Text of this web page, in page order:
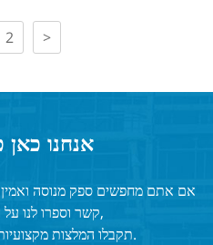
2 >
אנחנו כאן
אם אתם מחפשים ספק מנוסה ואמין
קשר וספרו לנו על הדרישות שלכם,
תקבלו המלצות מקצועיות והצעת מחיר מדויקת.